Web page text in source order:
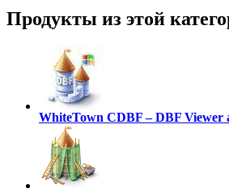
Продукты из этой
WhiteTown CDBF – DBF Viewer